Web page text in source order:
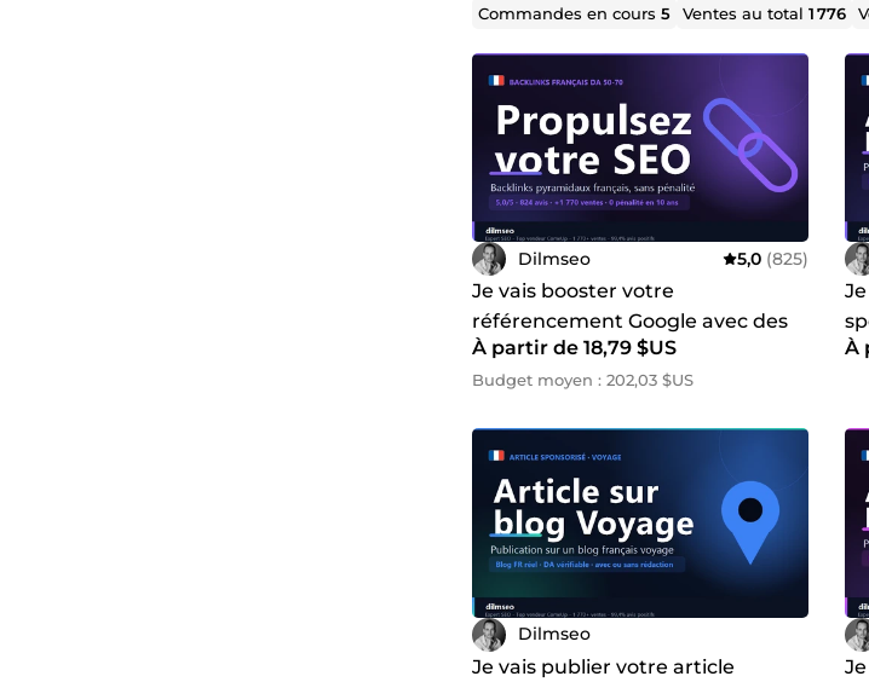
Commandes en cours5 Ventes au total1 776
Dilmseo 5,0 (825)
Je vais booster votre
référencement Google avec des
backlinks français DA50-70 sans
pénalité
À partir de 18,79 $US
Budget moyen : 202,03 $US
À
Dilmseo
Je vais publier votre article